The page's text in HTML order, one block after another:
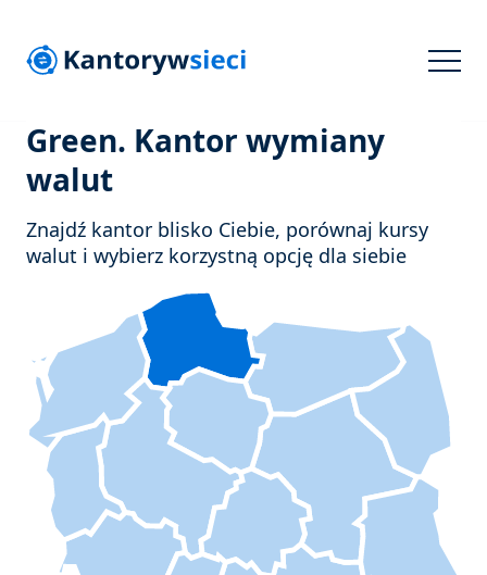
Green. Kantor wymiany
walut
Znajdź kantor blisko Ciebie, porównaj kursy
walut i wybierz korzystną opcję dla siebie